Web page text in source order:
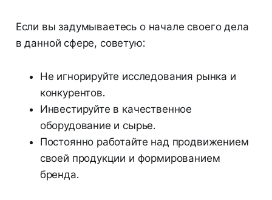
Если вы задумываетесь о начале своего дела
в данной сфере, советую:
Не игнорируйте исследования рынка и
конкурентов.
Инвестируйте в качественное
оборудование и сырье.
Постоянно работайте над продвижением
своей продукции и формированием
бренда.